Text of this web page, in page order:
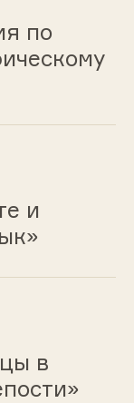
по
и
в